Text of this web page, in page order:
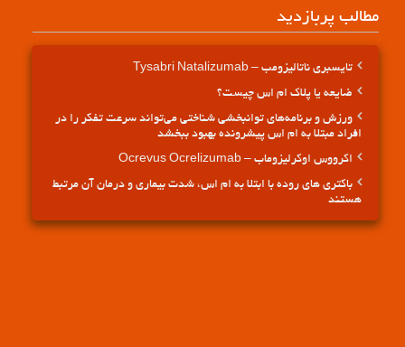
مطالب پربازدید
تایسبری ناتالیزومب – Tysabri Natalizumab
ضایعه یا پلاک ام اس چیست؟
ورزش و برنامه‌های توانبخشی شناختی می‌تواند سرعت تفکر را در
افراد مبتلا به ام اس پیشرونده بهبود ببخشد
اکرووس اوکرلیزوماب – Ocrevus Ocrelizumab
باکتری های روده با ابتلا به ام اس، شدت بیماری و درمان آن مرتبط
هستند